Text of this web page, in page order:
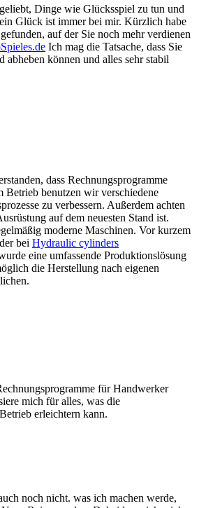
Dinge wie Glücksspiel zu tun und
Glück ist immer bei mir. Kürzlich habe
auf der Sie noch mehr verdienen
Ich mag die Tatsache, dass Sie
abheben können und alles sehr stabil
dass Rechnungsprogramme
Betrieb benutzen wir verschiedene
zu verbessern. Außerdem achten
auf dem neuesten Stand ist.
moderne Maschinen. Vor kurzem
bei Hydraulic cylinders
eine umfassende Produktionslösung
die Herstellung nach eigenen
für Handwerker
mich für alles, was die
erleichtern kann.
noch nicht. was ich machen werde,